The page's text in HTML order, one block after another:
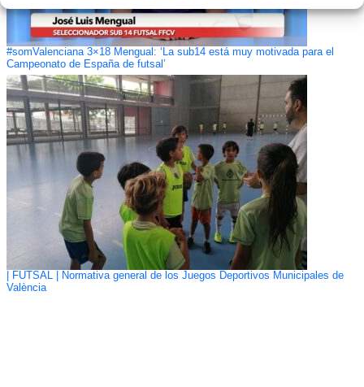
#somValenciana 3×18 Mengual: ‘La sub14 está muy motivada para el
Campeonato de España de futsal’
| FUTSAL | Normativa general de los Juegos Deportivos Municipales de
València